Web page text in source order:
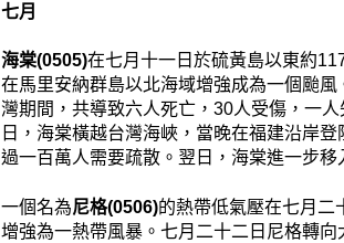
七月
海棠(0505)在七月十一日於硫黃島以東約
在馬里安納群島以北海域增強成為一個颱
灣期間，共導致六人死亡，30人受傷，一
日，海棠橫越台灣海峽，當晚在福建沿岸
過一百萬人需要疏散。翌日，海棠進一步移
一個名為尼格(0506)的熱帶低氣壓在七月二
增強為一熱帶風暴。七月二十二日尼格轉